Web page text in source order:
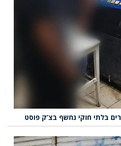
בלתי חוקי נחשף בצ’ק פוסט